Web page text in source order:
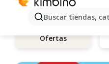
Buscar tiendas,
Ofertas